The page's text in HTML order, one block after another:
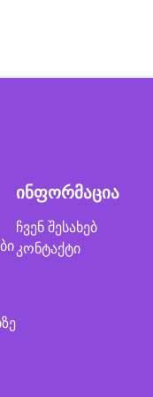
ინფორმაცია
ჩვენ შესახებ
კონტაქტი